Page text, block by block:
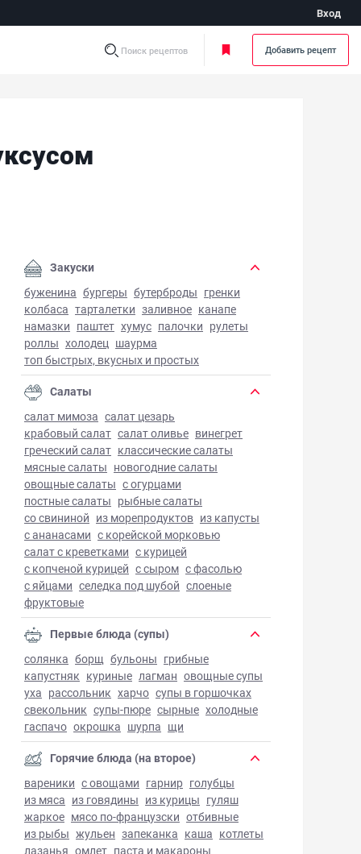
Вход
Поиск рецептов Добавить рецепт
салат с бальзамическим уксусом - фото готового
Закуски
буженина бургеры бутерброды гренки
колбаса тарталетки заливное канапе
намазки паштет хумус палочки рулеты
роллы холодец шаурма
топ быстрых, вкусных и простых
Салаты
салат мимоза салат цезарь
крабовый салат салат оливье винегрет
греческий салат классические салаты
мясные салаты новогодние салаты
овощные салаты с огурцами
постные салаты рыбные салаты
со свининой из морепродуктов из капусты
с ананасами с корейской морковью
салат с креветками с курицей
с копченой курицей с сыром с фасолью
с яйцами селедка под шубой слоеные
фруктовые
Первые блюда (супы)
солянка борщ бульоны грибные
капустняк куриные лагман овощные супы
уха рассольник харчо супы в горшочках
свекольник супы-пюре сырные холодные
гаспачо окрошка шурпа щи
Горячие блюда (на второе)
вареники с овощами гарнир голубцы
из мяса из говядины из курицы гуляш
жаркое мясо по-французски отбивные
из рыбы жульен запеканка каша котлеты
лазанья омлет паста и макароны